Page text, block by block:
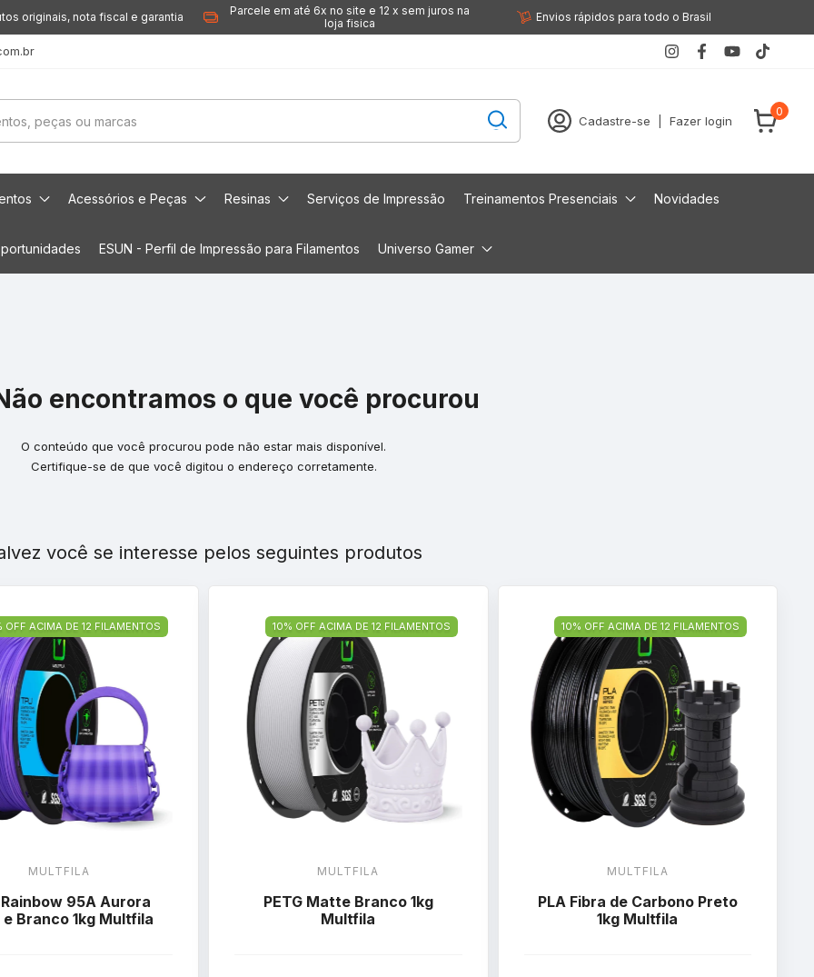
originais, nota fiscal e garantia
Parcele em até 6x no site e 12 x sem juros na
loja fisica
Envios rápidos para todo o Brasil
Cadastre-se Fazer login
0
Acessórios e Peças Resinas Serviços de Impressão Treinamentos Presenciais Novidades
ESUN - Perfil de Impressão para Filamentos Universo Gamer
encontramos o que você procurou
O conteúdo que você procurou pode não estar mais disponível.
Certifique-se de que você digitou o endereço corretamente.
você se interesse pelos seguintes produtos
OFF ACIMA DE 12 FILAMENTOS
MULTFILA
95A Aurora
e Branco 1kg Multfila
10% OFF ACIMA DE 12 FILAMENTOS
MULTFILA
PETG Matte Branco 1kg
Multfila
10% OFF ACIMA DE 12 FILAMENTOS
MULTFILA
PLA Fibra de Carbono Preto
1kg Multfila